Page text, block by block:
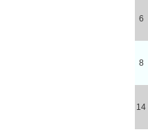
6
8
14